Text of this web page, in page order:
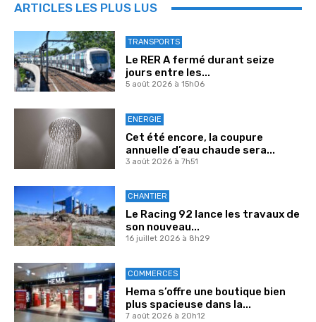
ARTICLES LES PLUS LUS
TRANSPORTS
Le RER A fermé durant seize
jours entre les...
5 août 2026 à 15h06
ENERGIE
Cet été encore, la coupure
annuelle d’eau chaude sera...
3 août 2026 à 7h51
CHANTIER
Le Racing 92 lance les travaux de
son nouveau...
16 juillet 2026 à 8h29
COMMERCES
Hema s’offre une boutique bien
plus spacieuse dans la...
7 août 2026 à 20h12